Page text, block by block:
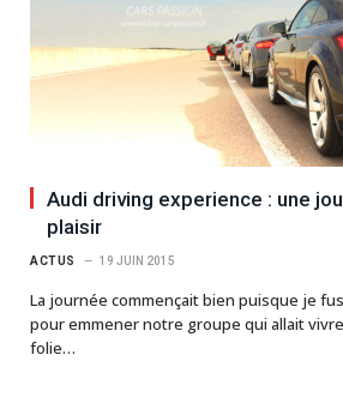
Audi driving experience : une
plaisir
ACTUS 19 JUIN 2015
La journée commençait bien puisque je
pour emmener notre groupe qui allait
folie…